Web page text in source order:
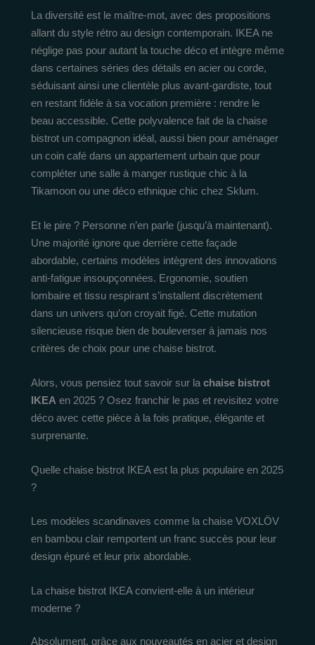
La diversité est le maître-mot, avec des propositions
allant du style rétro au design contemporain. IKEA ne
néglige pas pour autant la touche déco et intègre même
dans certaines séries des détails en acier ou corde,
séduisant ainsi une clientèle plus avant-gardiste, tout
en restant fidèle à sa vocation première : rendre le
beau accessible. Cette polyvalence fait de la chaise
bistrot un compagnon idéal, aussi bien pour aménager
un coin café dans un appartement urbain que pour
compléter une salle à manger rustique chic à la
Tikamoon ou une déco ethnique chic chez Sklum.
Et le pire ? Personne n’en parle (jusqu’à maintenant).
Une majorité ignore que derrière cette façade
abordable, certains modèles intègrent des innovations
anti-fatigue insoupçonnées. Ergonomie, soutien
lombaire et tissu respirant s’installent discrètement
dans un univers qu’on croyait figé. Cette mutation
silencieuse risque bien de bouleverser à jamais nos
critères de choix pour une chaise bistrot.
Alors, vous pensiez tout savoir sur lachaise bistrot
IKEA en 2025 ? Osez franchir le pas et revisitez votre
déco avec cette pièce à la fois pratique, élégante et
surprenante.
Quelle chaise bistrot IKEA est la plus populaire en 2025
?
Les modèles scandinaves comme la chaise VOXLÖV
en bambou clair remportent un franc succès pour leur
design épuré et leur prix abordable.
La chaise bistrot IKEA convient-elle à un intérieur
moderne ?
Absolument, grâce aux nouveautés en acier et design